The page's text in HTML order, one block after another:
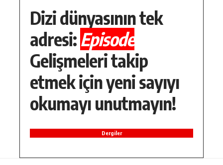
Dizi dünyasının tek
adresi: Episode
Gelişmeleri takip
etmek için yeni sayıyı
okumayı unutmayın!
Dergiler